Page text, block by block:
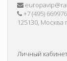
+7 (495)
125130, Москва
Личный кабинет